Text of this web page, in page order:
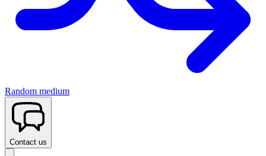
Random medium
Contact us